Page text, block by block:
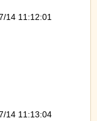
14 11:12:01
14 11:13:04